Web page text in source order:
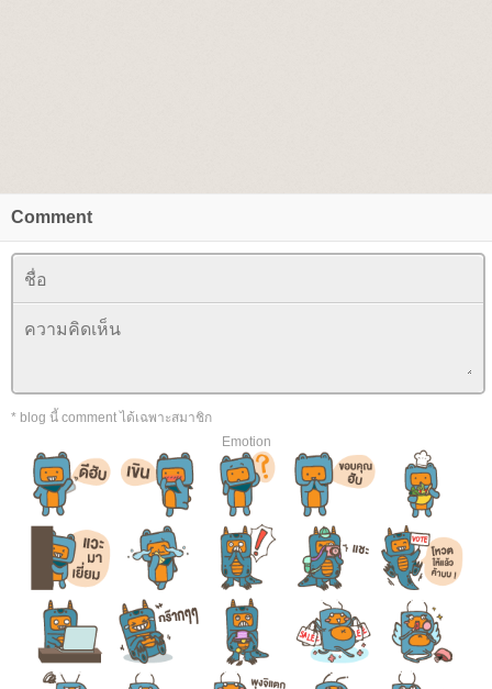
Comment
* blog นี้ comment ได้เฉพาะสมาชิก
Emotion